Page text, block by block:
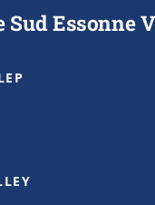
fluide et tout le
tournoi not ...
Volley-Ball ESE
Sud Essonne